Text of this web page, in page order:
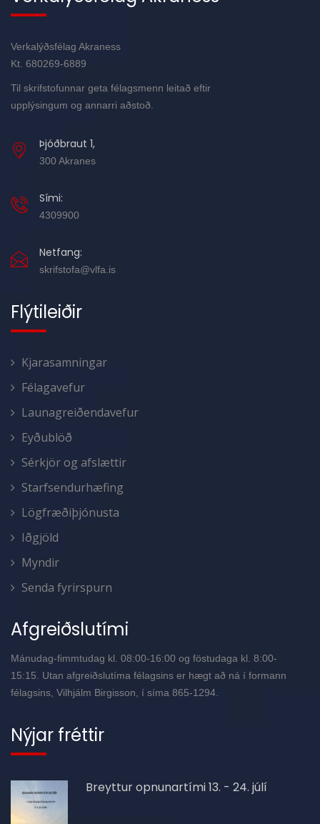
Verkalýðsfélag Akraness
Kt. 680269-6889
Til skrifstofunnar geta félagsmenn leitað eftir
upplýsingum og annarri aðstoð.
Þjóðbraut 1,
300 Akranes
Sími:
4309900
Netfang:
skrifstofa@vlfa.is
Flýtileiðir
Kjarasamningar
Félagavefur
Launagreiðendavefur
Eyðublöð
Sérkjör og afslættir
Starfsendurhæfing
Lögfræðiþjónusta
Iðgjöld
Myndir
Senda fyrirspurn
Afgreiðslutími
Mánudag-fimmtudag kl. 08:00-16:00 og föstudaga kl. 8:00-
15:15. Utan afgreiðslutíma félagsins er hægt að ná í formann
félagsins, Vilhjálm Birgisson, í síma 865-1294.
Nýjar fréttir
Breyttur opnunartími 13. - 24. júlí